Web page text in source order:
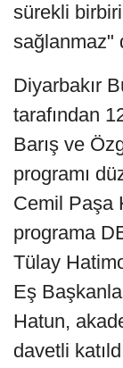
sürekli
sağlanmaz"
Diyarbakır
tarafından
Barış ve
programı
Cemil Paşa
programa
Tülay
Eş
Hatun,
davetli